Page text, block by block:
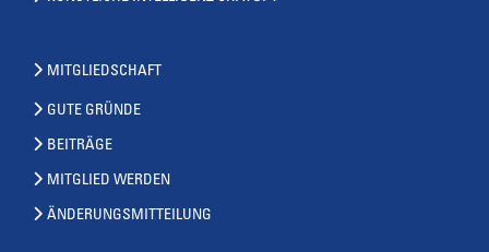
MITGLIEDSCHAFT
GUTE GRÜNDE
BEITRÄGE
MITGLIED WERDEN
ÄNDERUNGSMITTEILUNG